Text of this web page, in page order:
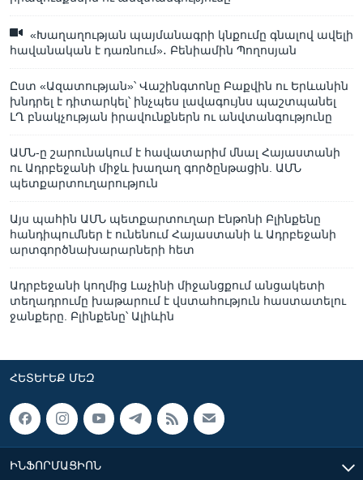
«Խաղաղության պայմանագրի կնքումը գնալով ավելի
հավանական է դառնում»․ Բենիամին Պողոսյան
Ըստ «Ազատության»՝ Վաշինգտոնը Բաքվին ու Երևանին
խնդրել է դիտարկել՝ ինչպես լավագույնս պաշտպանել
ԼՂ բնակչության իրավունքներն ու անվտանգությունը
ԱՄՆ-ը շարունակում է հավատարիմ մնալ Հայաստանի
ու Ադրբեջանի միջև խաղաղ գործընթացին. ԱՄՆ
պետքարտուղարություն
Այս պահին ԱՄՆ պետքարտուղար Էնթոնի Բլինքենը
հանդիպումներ է ունենում Հայաստանի և Ադրբեջանի
արտգործնախարարների հետ
Ադրբեջանի կողմից Լաչինի միջանցքում անցակետի
տեղադրումը խաթարում է վստահություն հաստատելու
ջանքերը. Բլինքենը՝ Ալիևին
ՀԵՏԵՒԵՔ ՄԵԶ
ԻՆՖՈՐՄԱՑԻՈՆ